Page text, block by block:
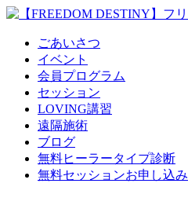
ごあいさつ
イベント
会員プログラム
セッション
LOVING講習
遠隔施術
ブログ
無料ヒーラータイプ診断
無料セッションお申し込み